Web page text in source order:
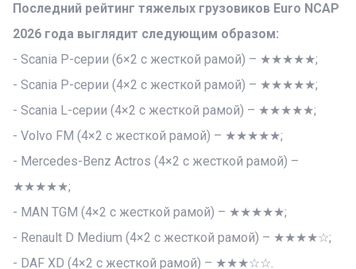
Последний рейтинг тяжелых грузовиков Euro NCAP
2026 года выглядит следующим образом:
- Scania Р-серии (6×2 с жесткой рамой) – ★★★★★;
- Scania Р-серии (4×2 с жесткой рамой) – ★★★★★;
- Scania L-серии (4×2 с жесткой рамой) – ★★★★★;
- Volvo FM (4×2 с жесткой рамой) – ★★★★★;
- Mercedes-Benz Actros (4×2 с жесткой рамой) –
★★★★★;
- MAN TGM (4×2 с жесткой рамой) – ★★★★★;
- Renault D Medium (4×2 с жесткой рамой) – ★★★★☆;
- DAF XD (4×2 с жесткой рамой) – ★★★☆☆.